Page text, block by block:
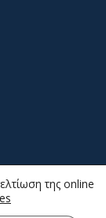
της online